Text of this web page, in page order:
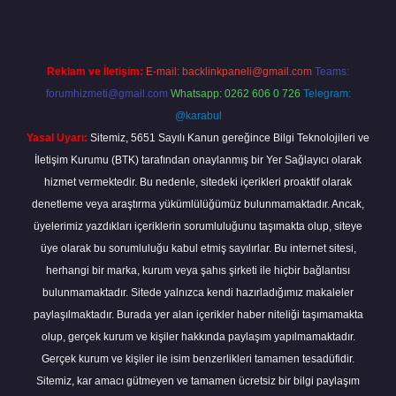
Reklam ve İletişim: E-mail: backlinkpaneli@gmail.com Teams:
forumhizmeti@gmail.com Whatsapp: 0262 606 0 726 Telegram:
@karabul
Yasal Uyarı: Sitemiz, 5651 Sayılı Kanun gereğince Bilgi Teknolojileri ve
İletişim Kurumu (BTK) tarafından onaylanmış bir Yer Sağlayıcı olarak
hizmet vermektedir. Bu nedenle, sitedeki içerikleri proaktif olarak
denetleme veya araştırma yükümlülüğümüz bulunmamaktadır. Ancak,
üyelerimiz yazdıkları içeriklerin sorumluluğunu taşımakta olup, siteye
üye olarak bu sorumluluğu kabul etmiş sayılırlar. Bu internet sitesi,
herhangi bir marka, kurum veya şahıs şirketi ile hiçbir bağlantısı
bulunmamaktadır. Sitede yalnızca kendi hazırladığımız makaleler
paylaşılmaktadır. Burada yer alan içerikler haber niteliği taşımamakta
olup, gerçek kurum ve kişiler hakkında paylaşım yapılmamaktadır.
Gerçek kurum ve kişiler ile isim benzerlikleri tamamen tesadüfidir.
Sitemiz, kar amacı gütmeyen ve tamamen ücretsiz bir bilgi paylaşım